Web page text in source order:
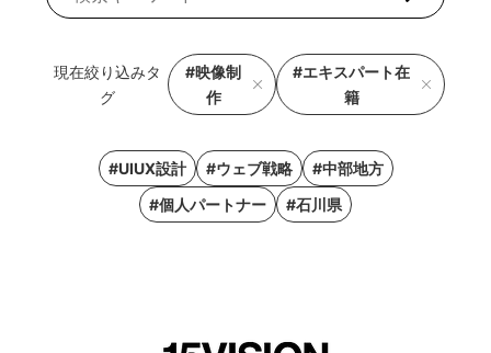
現在絞り込みタ
グ
#映像制
作
#エキスパート在
籍
#UIUX設計 #ウェブ戦略
#中部地方
#個人パートナー
#石川県